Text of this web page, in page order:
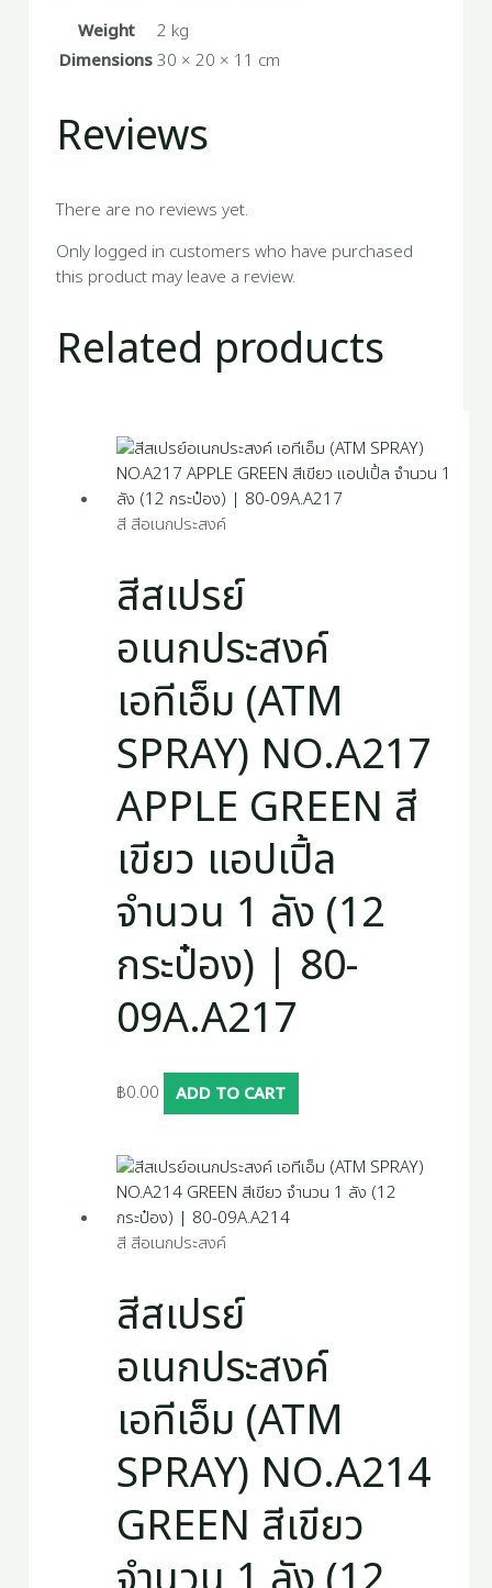
Weight
2 kg
Dimensions30 × 20 × 11 cm
Reviews
There are no reviews yet.
Only logged in customers who have purchased
this product may leave a review.
Related products
สี สีอเนกประสงค์
สีสเปรย์
อเนกประสงค์
เอทีเอ็ม (ATM
SPRAY) NO.A217
APPLE GREEN สี
เขียว แอปเปิ้ล
จำนวน 1 ลัง (12
กระป๋อง) | 80-
09A.A217
฿0.00 ADD TO CART
สี สีอเนกประสงค์
สีสเปรย์
อเนกประสงค์
เอทีเอ็ม (ATM
SPRAY) NO.A214
GREEN สีเขียว